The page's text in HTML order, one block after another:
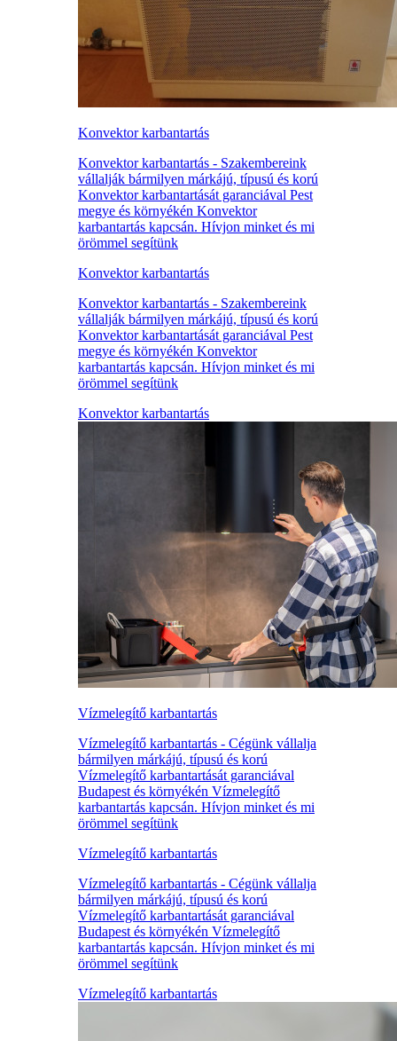
Konvektor karbantartás
Konvektor karbantartás - Szakembereink
vállalják bármilyen márkájú, típusú és korú
Konvektor karbantartását garanciával Pest
megye és környékén Konvektor
karbantartás kapcsán. Hívjon minket és mi
örömmel segítünk
Konvektor karbantartás
Konvektor karbantartás - Szakembereink
vállalják bármilyen márkájú, típusú és korú
Konvektor karbantartását garanciával Pest
megye és környékén Konvektor
karbantartás kapcsán. Hívjon minket és mi
örömmel segítünk
Konvektor karbantartás
Vízmelegítő karbantartás
Vízmelegítő karbantartás - Cégünk vállalja
bármilyen márkájú, típusú és korú
Vízmelegítő karbantartását garanciával
Budapest és környékén Vízmelegítő
karbantartás kapcsán. Hívjon minket és mi
örömmel segítünk
Vízmelegítő karbantartás
Vízmelegítő karbantartás - Cégünk vállalja
bármilyen márkájú, típusú és korú
Vízmelegítő karbantartását garanciával
Budapest és környékén Vízmelegítő
karbantartás kapcsán. Hívjon minket és mi
örömmel segítünk
Vízmelegítő karbantartás